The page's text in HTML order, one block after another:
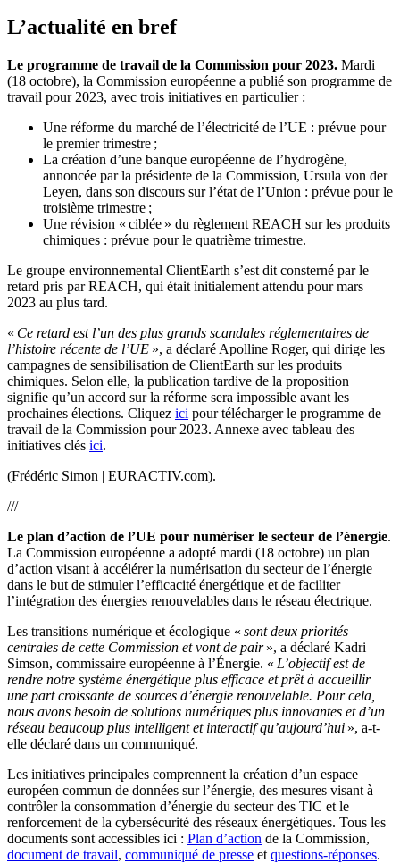
L’actualité en bref
Le programme de travail de la Commission pour 2023. Mardi
(18 octobre), la Commission européenne a publié son programme de
travail pour 2023, avec trois initiatives en particulier :
Une réforme du marché de l’électricité de l’UE : prévue pour
le premier trimestre ;
La création d’une banque européenne de l’hydrogène,
annoncée par la présidente de la Commission, Ursula von der
Leyen, dans son discours sur l’état de l’Union : prévue pour le
troisième trimestre ;
Une révision « ciblée » du règlement REACH sur les produits
chimiques : prévue pour le quatrième trimestre.
Le groupe environnemental ClientEarth s’est dit consterné par le
retard pris par REACH, qui était initialement attendu pour mars
2023 au plus tard.
« Ce retard est l’un des plus grands scandales réglementaires de
l’histoire récente de l’UE », a déclaré Apolline Roger, qui dirige les
campagnes de sensibilisation de ClientEarth sur les produits
chimiques. Selon elle, la publication tardive de la proposition
signifie qu’un accord sur la réforme sera impossible avant les
prochaines élections. Cliquez ici pour télécharger le programme de
travail de la Commission pour 2023. Annexe avec tableau des
initiatives clés ici.
(Frédéric Simon | EURACTIV.com).
///
Le plan d’action de l’UE pour numériser le secteur de l’énergie.
La Commission européenne a adopté mardi (18 octobre) un plan
d’action visant à accélérer la numérisation du secteur de l’énergie
dans le but de stimuler l’efficacité énergétique et de faciliter
l’intégration des énergies renouvelables dans le réseau électrique.
Les transitions numérique et écologique « sont deux priorités
centrales de cette Commission et vont de pair», a déclaré Kadri
Simson, commissaire européenne à l’Énergie. « L’objectif est de
rendre notre système énergétique plus efficace et prêt à accueillir
une part croissante de sources d’énergie renouvelable. Pour cela,
nous avons besoin de solutions numériques plus innovantes et d’un
réseau beaucoup plus intelligent et interactif qu’aujourd’hui », a-t-
elle déclaré dans un communiqué.
Les initiatives principales comprennent la création d’un espace
européen commun de données sur l’énergie, des mesures visant à
contrôler la consommation d’énergie du secteur des TIC et le
renforcement de la cybersécurité des réseaux énergétiques. Tous les
documents sont accessibles ici : Plan d’action de la Commission,
document de travail, communiqué de presse et questions-réponses.